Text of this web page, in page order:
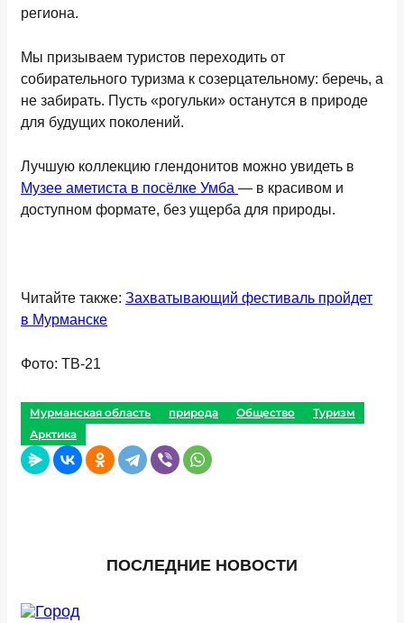
региона.
Мы призываем туристов переходить от
собирательного туризма к созерцательному: беречь, а
не забирать. Пусть «рогульки» останутся в природе
для будущих поколений.
Лучшую коллекцию глендонитов можно увидеть в
Музее аметиста в посёлке Умба — в красивом и
доступном формате, без ущерба для природы.
Читайте также: Захватывающий фестиваль пройдет
в Мурманске
Фото: ТВ-21
Мурманская область природа Общество
Туризм
Арктика
ПОСЛЕДНИЕ НОВОСТИ